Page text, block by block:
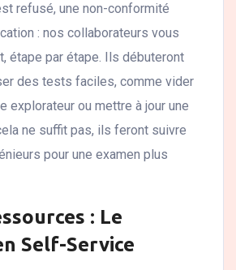
refusé, une non-conformité
: nos collaborateurs vous
étape par étape. Ils débuteront
des tests faciles, comme vider
explorateur ou mettre à jour une
ne suffit pas, ils feront suivre
pour une examen plus
: Le
Self-Service